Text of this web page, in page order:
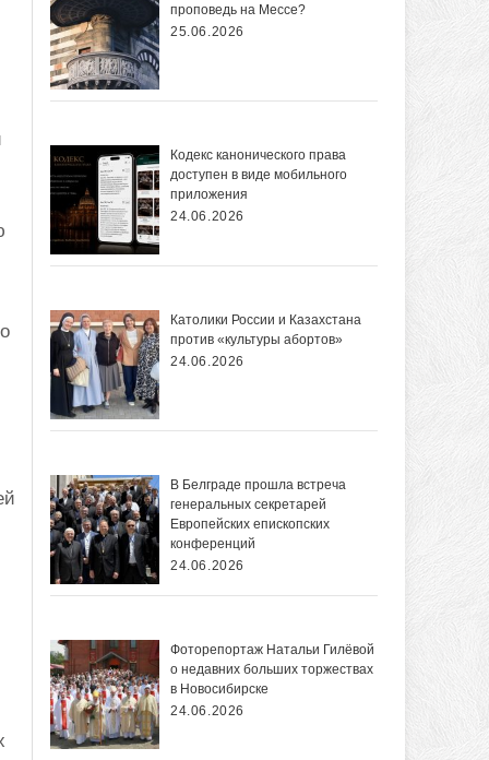
проповедь на Мессе?
25.06.2026
Кодекс канонического права
доступен в виде мобильного
приложения
24.06.2026
Католики России и Казахстана
против «культуры абортов»
24.06.2026
В Белграде прошла встреча
генеральных секретарей
Европейских епископских
конференций
24.06.2026
Фоторепортаж Натальи Гилёвой
о недавних больших торжествах
в Новосибирске
24.06.2026